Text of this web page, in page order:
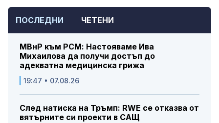
ПОСЛЕДНИ ЧЕТЕНИ
МВнР към РСМ: Настояваме Ива
Михаилова да получи достъп до
адекватна медицинска грижа
19:47 • 07.08.26
След натиска на Тръмп: RWE се отказва от
вятърните си проекти в САЩ